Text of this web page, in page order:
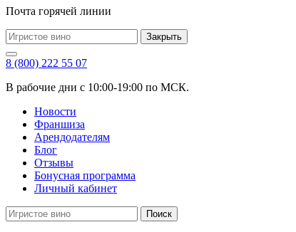
Почта горячей линии
Закрыть
8 (800) 222 55 07
В рабочие дни с 10:00-19:00 по МСК.
Новости
Франшиза
Арендодателям
Блог
Отзывы
Бонусная программа
Личный кабинет
Поиск